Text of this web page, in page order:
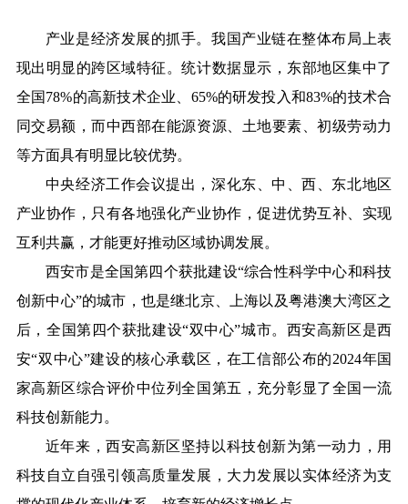
产业是经济发展的抓手。我国产业链在整体布局上表
现出明显的跨区域特征。统计数据显示，东部地区集中了
全国78%的高新技术企业、65%的研发投入和83%的技术合
同交易额，而中西部在能源资源、土地要素、初级劳动力
等方面具有明显比较优势。
中央经济工作会议提出，深化东、中、西、东北地区
产业协作，只有各地强化产业协作，促进优势互补、实现
互利共赢，才能更好推动区域协调发展。
西安市是全国第四个获批建设“综合性科学中心和科技
创新中心”的城市，也是继北京、上海以及粤港澳大湾区之
后，全国第四个获批建设“双中心”城市。西安高新区是西
安“双中心”建设的核心承载区，在工信部公布的2024年国
家高新区综合评价中位列全国第五，充分彰显了全国一流
科技创新能力。
近年来，西安高新区坚持以科技创新为第一动力，用
科技自立自强引领高质量发展，大力发展以实体经济为支